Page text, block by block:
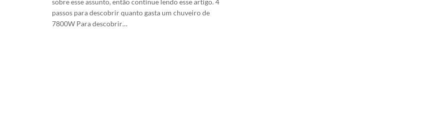
passos para descobrir quanto gasta um chuveiro de
7800W Para descobrir…